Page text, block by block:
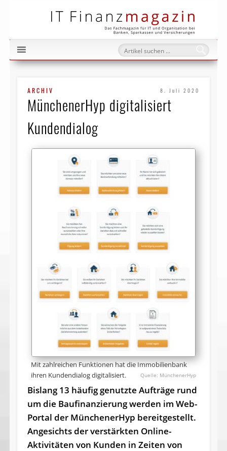
ARCHIV 8. Juli 2020
MünchenerHyp digitalisiert
Kundendialog
Mit zahlreichen Funktionen hat die Immobilienbank
ihren Kundendialog digitalisiert.
MünchenerHyp
Bislang 13 häufig genutzte Aufträge rund
um die Baufinanzierung werden im Web-
Portal der MünchenerHyp bereitgestellt.
Angesichts der verstärkten Online-
Aktivitäten von Kunden in Zeiten von